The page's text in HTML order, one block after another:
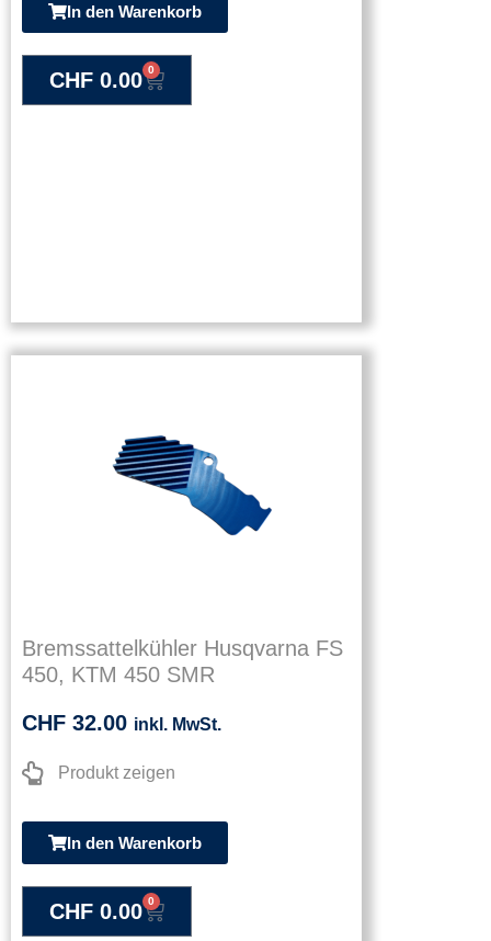
In den Warenkorb
CHF 0.00 0
Bremssattelkühler Husqvarna FS
450, KTM 450 SMR
CHF 32.00 inkl. MwSt.
Produkt zeigen
In den Warenkorb
CHF 0.00 0